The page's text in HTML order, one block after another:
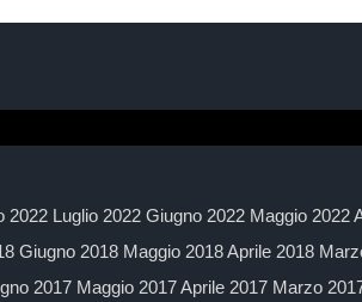
Luglio 2022 Giugno 2022 Maggio 2022
2018 Maggio 2018 Aprile 2018
2017 Maggio 2017 Aprile 2017 Marzo